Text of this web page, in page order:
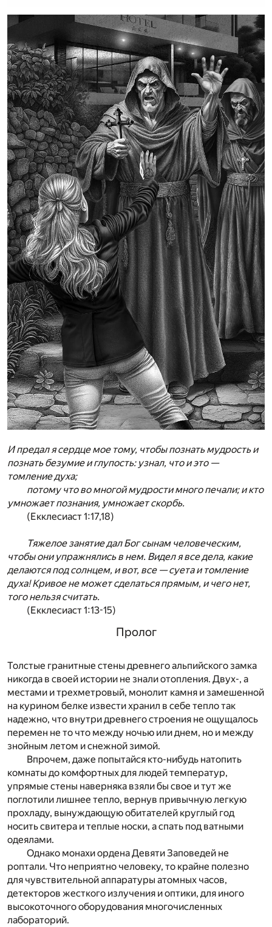
И предал я сердце мое тому, чтобы познать мудрость и
познать безумие и глупость: узнал, что и это —
томление духа;
потому что во многой мудрости много печали; и кто
умножает познания, умножает скорбь.
(Екклесиаст 1:17,18)
Тяжелое занятие дал Бог сынам человеческим,
чтобы они упражнялись в нем. Видел я все дела, какие
делаются под солнцем, и вот, все — суета и томление
духа! Кривое не может сделаться прямым, и чего нет,
того нельзя считать.
(Екклесиаст 1:13-15)
Пролог
Толстые гранитные стены древнего альпийского замка
никогда в своей истории не знали отопления. Двух-, а
местами и трехметровый, монолит камня и замешенной
на курином белке извести хранил в себе тепло так
надежно, что внутри древнего строения не ощущалось
перемен не то что между ночью или днем, но и между
знойным летом и снежной зимой.
Впрочем, даже попытайся кто-нибудь натопить
комнаты до комфортных для людей температур,
упрямые стены наверняка взяли бы свое и тут же
поглотили лишнее тепло, вернув привычную легкую
прохладу, вынуждающую обитателей круглый год
носить свитера и теплые носки, а спать под ватными
одеялами.
Однако монахи ордена Девяти Заповедей не
роптали. Что неприятно человеку, то крайне полезно
для чувствительной аппаратуры атомных часов,
детекторов жесткого излучения и оптики, для иного
высокоточного оборудования многочисленных
лабораторий.